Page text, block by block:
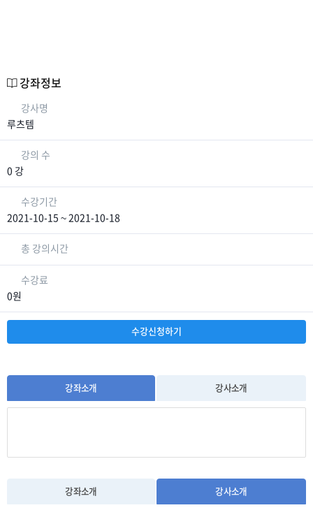
강좌정보
강사명
루츠템
강의 수
0 강
수강기간
2021-10-15 ~ 2021-10-18
총 강의시간
수강료
0원
수강신청하기
강좌소개 강사소개
강좌소개 강사소개